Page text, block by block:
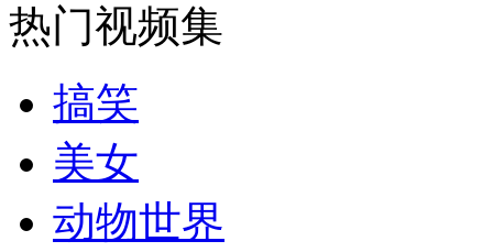
走！跟着总书记去植树
消防员救轻生者
热门视频集
搞笑
美女
动物世界